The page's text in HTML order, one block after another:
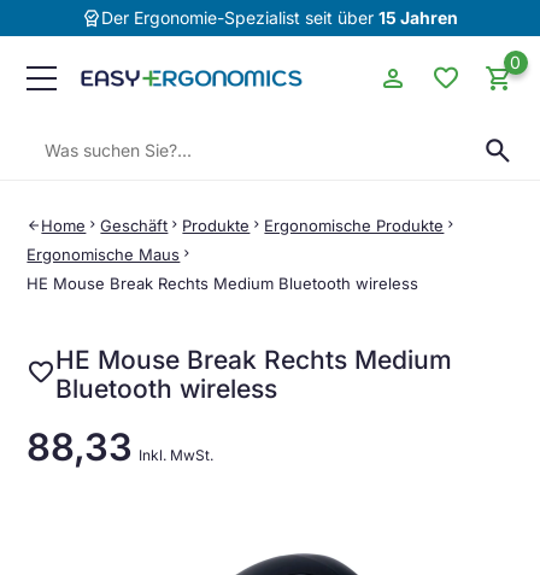
editor_choiceDer Ergonomie-Spezialist seit über 15 Jahren
search
person favorite 0
shopping_cart
arrow_back Home chevron_rightGeschäft chevron_right Produkte chevron_right Ergonomische Produkte chevron_right
Ergonomische Maus chevron_right
HE Mouse Break Rechts Medium Bluetooth wireless
favoriteHE Mouse Break Rechts Medium
Bluetooth wireless
88,33 Inkl. MwSt.